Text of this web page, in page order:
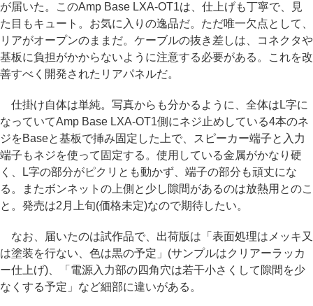
が届いた。このAmp Base LXA-OT1は、仕上げも丁寧で、見
た目もキュート。お気に入りの逸品だ。ただ唯一欠点として、
リアがオープンのままだ。ケーブルの抜き差しは、コネクタや
基板に負担がかからないように注意する必要がある。これを改
善すべく開発されたリアパネルだ。
仕掛け自体は単純。写真からも分かるように、全体はL字に
なっていてAmp Base LXA-OT1側にネジ止めしている4本のネ
ジをBaseと基板で挿み固定した上で、スピーカー端子と入力
端子もネジを使って固定する。使用している金属がかなり硬
く、L字の部分がピクリとも動かず、端子の部分も頑丈にな
る。またボンネットの上側と少し隙間があるのは放熱用とのこ
と。発売は2月上旬(価格未定)なので期待したい。
なお、届いたのは試作品で、出荷版は「表面処理はメッキ又
は塗装を行ない、色は黒の予定」(サンプルはクリアーラッカ
ー仕上げ)、「電源入力部の四角穴は若干小さくして隙間を少
なくする予定」など細部に違いがある。